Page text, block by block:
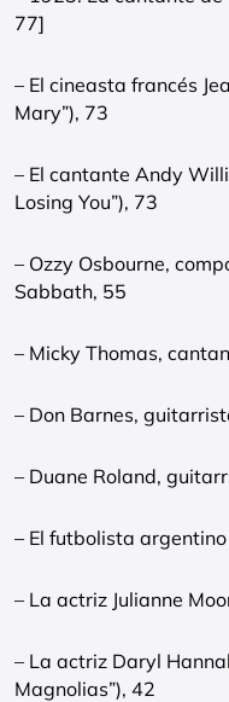
77]
– El cineasta francés
Mary”), 73
– El cantante Andy
Losing You”), 73
– Ozzy Osbourne,
Sabbath, 55
– Micky Thomas,
– Don Barnes,
– Duane Roland,
– El futbolista
– La actriz Julianne
– La actriz Daryl
Magnolias”), 42